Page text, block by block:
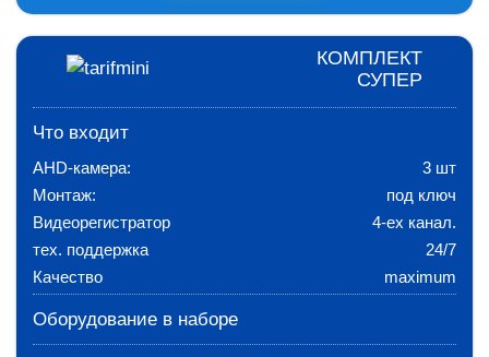
КОМПЛЕКТ
СУПЕР
Что входит
AHD-камера:
3 шт
Монтаж:
под ключ
Видеорегистратор
4-ех канал.
тех. поддержка
24/7
Качество
maximum
Оборудование в наборе